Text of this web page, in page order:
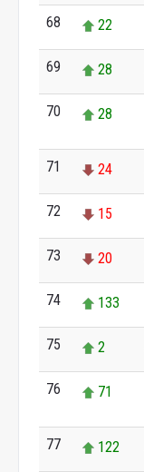
68 22
69 28
70 28
71 24
72 15
73 20
74 133
75 2
76 71
77 122